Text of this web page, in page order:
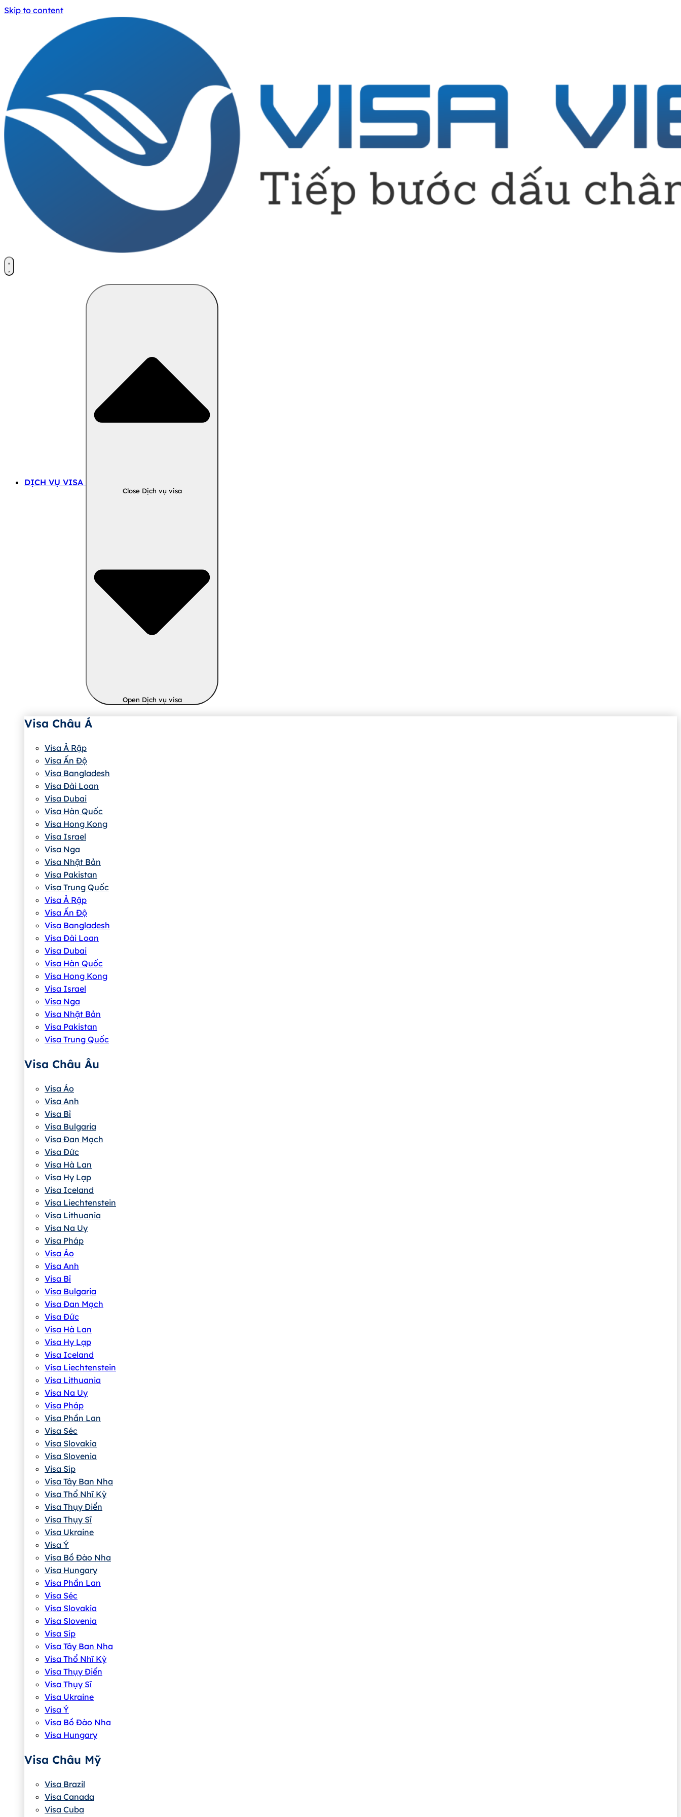
Skip to content
DỊCH VỤ VISA
Close Dịch vụ visa
Open Dịch vụ visa
Visa Châu Á
Visa Ả Rập
Visa Ấn Độ
Visa Bangladesh
Visa Đài Loan
Visa Dubai
Visa Hàn Quốc
Visa Hong Kong
Visa Israel
Visa Nga
Visa Nhật Bản
Visa Pakistan
Visa Trung Quốc
Visa Ả Rập
Visa Ấn Độ
Visa Bangladesh
Visa Đài Loan
Visa Dubai
Visa Hàn Quốc
Visa Hong Kong
Visa Israel
Visa Nga
Visa Nhật Bản
Visa Pakistan
Visa Trung Quốc
Visa Châu Âu
Visa Áo
Visa Anh
Visa Bỉ
Visa Bulgaria
Visa Đan Mạch
Visa Đức
Visa Hà Lan
Visa Hy Lạp
Visa Iceland
Visa Liechtenstein
Visa Lithuania
Visa Na Uy
Visa Pháp
Visa Áo
Visa Anh
Visa Bỉ
Visa Bulgaria
Visa Đan Mạch
Visa Đức
Visa Hà Lan
Visa Hy Lạp
Visa Iceland
Visa Liechtenstein
Visa Lithuania
Visa Na Uy
Visa Pháp
Visa Phần Lan
Visa Séc
Visa Slovakia
Visa Slovenia
Visa Síp
Visa Tây Ban Nha
Visa Thổ Nhĩ Kỳ
Visa Thụy Điển
Visa Thụy Sĩ
Visa Ukraine
Visa Ý
Visa Bồ Đào Nha
Visa Hungary
Visa Phần Lan
Visa Séc
Visa Slovakia
Visa Slovenia
Visa Síp
Visa Tây Ban Nha
Visa Thổ Nhĩ Kỳ
Visa Thụy Điển
Visa Thụy Sĩ
Visa Ukraine
Visa Ý
Visa Bồ Đào Nha
Visa Hungary
Visa Châu Mỹ
Visa Brazil
Visa Canada
Visa Cuba